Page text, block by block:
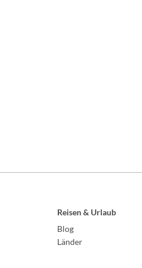
Reisen & Urlaub
Blog
Länder